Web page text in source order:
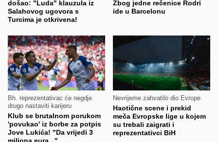
došao: "Luda" klauzula iz
Salahovog ugovora s
Turcima je otkrivena!
Zbog jedne rečenice Rodri
ide u Barcelonu
Bh. reprezentativac će negdje
drugo nastaviti karijeru
Klub se brutalnom porukom
'povukao' iz borbe za potpis
Jove Lukića! "Da vrijedi 3
miliona eura..."
Nevrijeme zahvatilo dio Evrope
Haotične scene i prekid
meča Evropske lige u kojem
su trebali zaigrati i
reprezentativci BiH